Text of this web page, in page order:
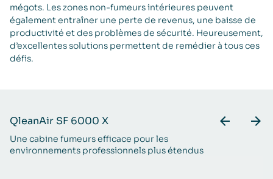
mégots. Les zones non-fumeurs intérieures peuvent
également entraîner une perte de revenus, une baisse de
productivité et des problèmes de sécurité. Heureusement,
d’excellentes solutions permettent de remédier à tous ces
défis.
QleanAir SF 6000 X
Une cabine fumeurs efficace pour les
environnements professionnels plus étendus